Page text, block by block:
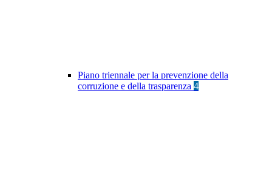
Piano triennale per la prevenzione della
corruzione e della trasparenza 4